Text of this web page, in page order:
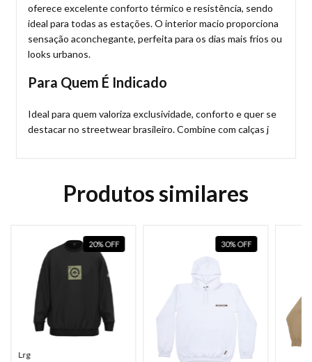
oferece excelente conforto térmico e resistência, sendo
ideal para todas as estações. O interior macio proporciona
sensação aconchegante, perfeita para os dias mais frios ou
looks urbanos.
Para Quem É Indicado
Ideal para quem valoriza exclusividade, conforto e quer se
destacar no streetwear brasileiro. Combine com calças j
Produtos similares
20%OFF
Lrg
30%OFF